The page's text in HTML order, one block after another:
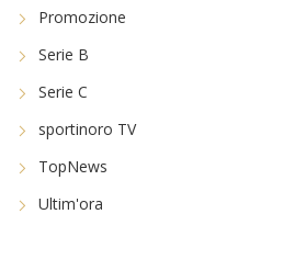
Promozione
Serie B
Serie C
sportinoro TV
TopNews
Ultim'ora